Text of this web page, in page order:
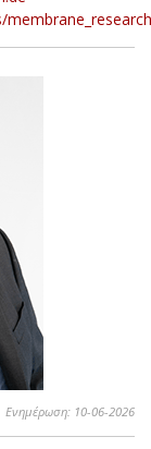
Ενημέρωση: 10-06-2026